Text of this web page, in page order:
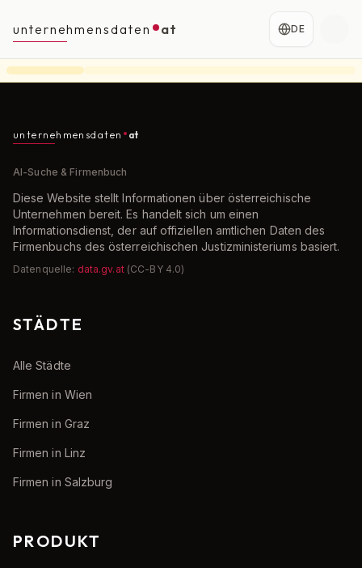
unternehmensdaten at DE
unternehmensdaten at
AI-Suche & Firmenbuch
Diese Website stellt Informationen über österreichische
Unternehmen bereit. Es handelt sich um einen
Informationsdienst, der auf offiziellen amtlichen Daten des
Firmenbuchs des österreichischen Justizministeriums basiert.
Datenquelle: data.gv.at (CC-BY 4.0)
STÄDTE
Alle Städte
Firmen in Wien
Firmen in Graz
Firmen in Linz
Firmen in Salzburg
PRODUKT